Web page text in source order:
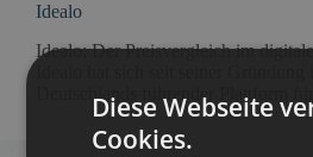
Idealo
Idealo: Der Preisvergleich im
Deutschlands führender Plattform
Diese Webseite
Cookies.